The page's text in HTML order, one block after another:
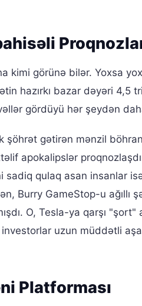
kimi görünə bilər. Yoxsa
hazırkı bazar dəyəri 4,5
gördüyü hər şeydən
gətirən mənzil
apokalipslər
sadiq qulaq asan insanlar
Burry GameStop-u ağıllı
O, Tesla-ya qarşı
uzun müddətli
Platforması